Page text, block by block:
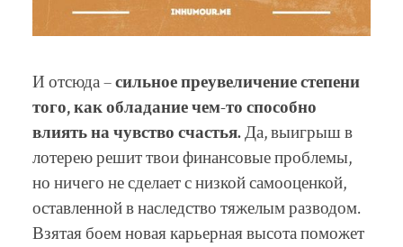
И отсюда –сильное преувеличение степени
того, как обладание чем-то способно
влиять на чувство счастья.Да, выигрыш в
лотерею решит твои финансовые проблемы,
но ничего не сделает с низкой самооценкой,
оставленной в наследство тяжелым разводом.
Взятая боем новая карьерная высота поможет